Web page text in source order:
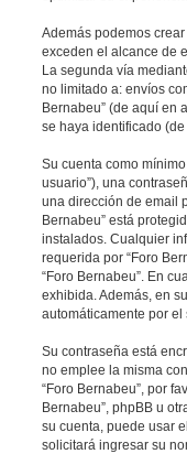
Además podemos
exceden el alcance de
La segunda vía
no limitado a: envíos
Bernabeu” (de aquí en
se haya identificado (de
Su cuenta como
usuario”), una
una dirección de email
Bernabeu” está
instalados. Cualquier
requerida por “Foro
“Foro Bernabeu”. En
exhibida. Además, en
automáticamente por el
Su contraseña está
no emplee la misma
“Foro Bernabeu”, por
Bernabeu”, phpBB u
su cuenta, puede usar
solicitará ingresar su